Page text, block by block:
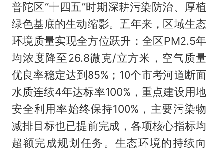
普陀区“十四五”时期深耕污染防治、厚植
绿色基底的生动缩影。五年来，区域生态
环境质量实现全方位跃升：全区PM2.5年
均浓度降至26.8微克/立方米，空气质量
优良率稳定达到85%；10个市考河道断面
水质连续4年达标率100%，重点建设用地
安全利用率始终保持100%，主要污染物
减排目标也已提前完成，各项核心指标均
超额完成规划任务。生态环境的持续向